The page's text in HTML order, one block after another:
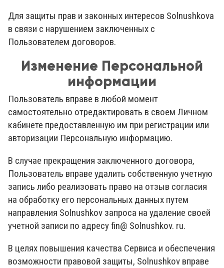
Для защиты прав и законных интересов Solnushkovа
в связи с нарушением заключенных с
Пользователем договоров.
Изменение Персональной
информации
Пользователь вправе в любой момент
самостоятельно отредактировать в своем Личном
кабинете предоставленную им при регистрации или
авторизации Персональную информацию.
В случае прекращения заключенного договора,
Пользователь вправе удалить собственную учетную
запись либо реализовать право на отзыв согласия
на обработку его персональных данных путем
направления Solnushkov запроса на удаление своей
учетной записи по адресу fin@ Solnushkov. ru.
В целях повышения качества Сервиса и обеспечения
возможности правовой защиты, Solnushkov вправе